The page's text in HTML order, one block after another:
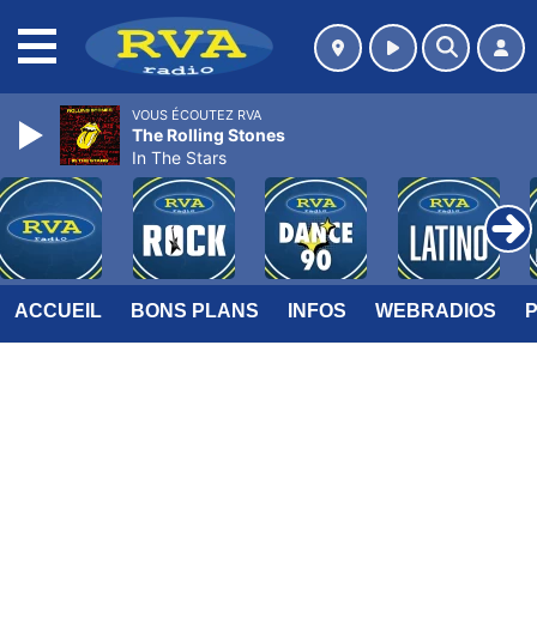
ACCUEIL BONS PLANS INFOS WEBRADIOS
VOUS ÉCOUTEZ RVA
The Rolling Stones
In The Stars